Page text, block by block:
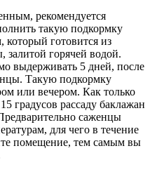
рекомендуется
такую подкормку
готовится из
залитой горячей водой.
выдерживать 5 дней, после
Такую подкормку
или вечером. Как только
градусов рассаду баклажан
саженцы
для чего в течение
помещение, тем самым вы